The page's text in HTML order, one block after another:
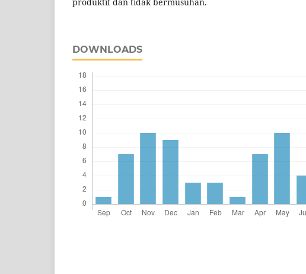
produktif dan tidak bermusuhan.
DOWNLOADS